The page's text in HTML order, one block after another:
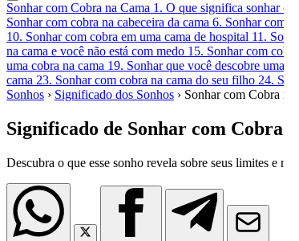
Sonhar com Cobra na Cama 1. O que significa sonhar
Sonhar com cobra na cabeceira da cama 6. Sonhar com
10. Sonhar com cobra em uma cama de hospital 11.
na cama e você não está com medo 15. Sonhar com
uma cobra na cama 19. Sonhar que você descobre uma
cama 23. Sonhar com cobra na cama do seu filho 24.
Sonhos › Significado dos Sonhos › Sonhar com Cobra na
Significado de Sonhar com Cobra
Descubra o que esse sonho revela sobre seus limites e